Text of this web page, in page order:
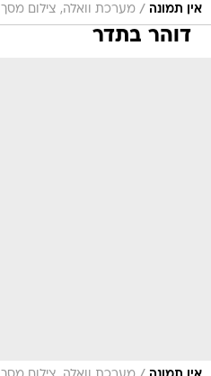
אין תמונה / מערכת וואלה, צילום מסך
דוהר בתדר